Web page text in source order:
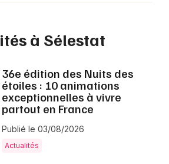
à Sélestat
36e édition des Nuits des
étoiles : 10 animations
exceptionnelles à vivre
partout en France
Publié le 03/08/2026
Actualités